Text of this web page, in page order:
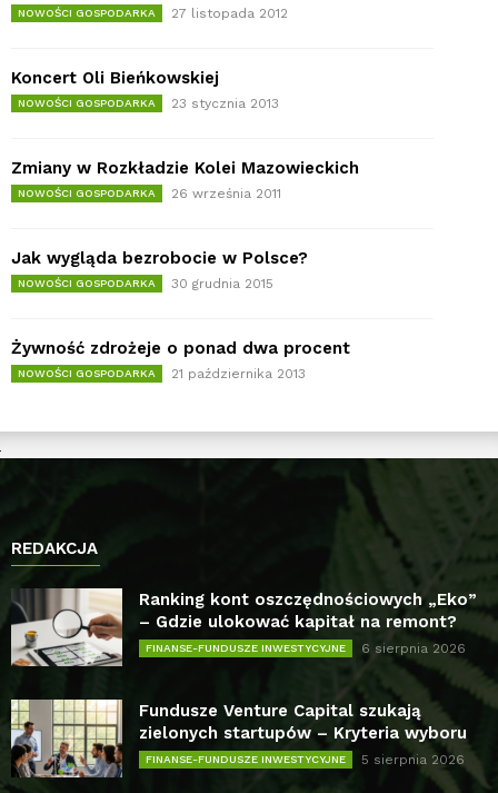
NOWOŚCI GOSPODARKA 27 listopada 2012
Koncert Oli Bieńkowskiej
NOWOŚCI GOSPODARKA 23 stycznia 2013
Zmiany w Rozkładzie Kolei Mazowieckich
NOWOŚCI GOSPODARKA 26 września 2011
Jak wygląda bezrobocie w Polsce?
NOWOŚCI GOSPODARKA 30 grudnia 2015
Żywność zdrożeje o ponad dwa procent
NOWOŚCI GOSPODARKA 21 października 2013
REDAKCJA
Ranking kont oszczędnościowych „Eko”
– Gdzie ulokować kapitał na remont?
FINANSE-FUNDUSZE INWESTYCYJNE 6 sierpnia 2026
Fundusze Venture Capital szukają
zielonych startupów – Kryteria wyboru
FINANSE-FUNDUSZE INWESTYCYJNE 5 sierpnia 2026